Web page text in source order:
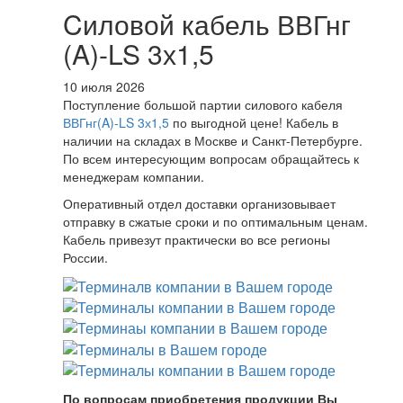
Cиловой кабель ВВГнг
(A)-LS 3х1,5
10 июля 2026
Поступление большой партии силового кабеля
ВВГнг(A)-LS 3х1,5 по выгодной цене! Кабель в
наличии на складах в Москве и Санкт-Петербурге.
По всем интересующим вопросам обращайтесь к
менеджерам компании.
Оперативный отдел доставки организовывает
отправку в сжатые сроки и по оптимальным ценам.
Кабель привезут практически во все регионы
России.
По вопросам приобретения продукции Вы